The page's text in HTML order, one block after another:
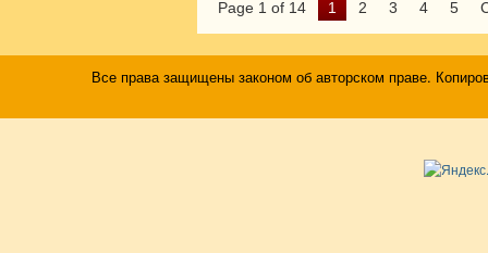
Page 1 of 14 1 2 3 4 5
Все права защищены законом об авторском праве.